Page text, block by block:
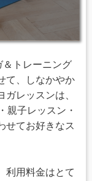
＆トレーニング
て、しなかやか
レッスンは、
親子レッスン・
せてお好きなス
利用料金はとて